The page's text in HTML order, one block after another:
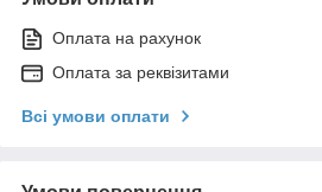
Оплата на рахунок
Оплата за реквізитами
Всі умови оплати